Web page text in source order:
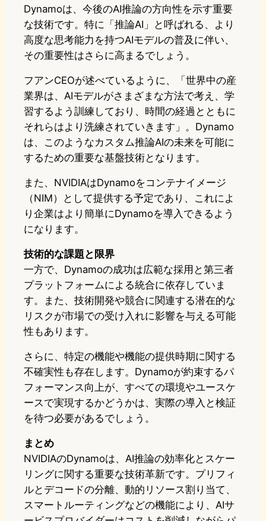
Dynamoは、今後のAI推論の方向性を示す重要
な技術です。特に「推論AI」と呼ばれる、より
高度な思考能力を持つAIモデルの普及に伴い、
その重要性はさらに高まるでしょう。
フアンCEOが述べているように、「世界中の産
業界は、AIモデルがさまざまな方法で考え、学
習するよう訓練しており、時間の経過とともに
それらはより洗練されていきます」。Dynamo
は、このようなカスタム推論AIの未来を可能に
するための重要な基盤技術となります。
また、NVIDIAはDynamoをコンテナイメージ
（NIM）として提供する予定であり、これによ
り企業はより簡単にDynamoを導入できるよう
になります。
技術的な課題と限界
一方で、Dynamoの成功は広範な採用と第三者
プラットフォームによる統合に依存していま
す。また、技術開発や競合に関連する潜在的な
リスクが市場での受け入れに影響を与える可能
性もあります。
さらに、特定の機能や機能の提供時期に関する
不確実性も存在します。Dynamoが約束するパ
フォーマンス向上が、すべての環境やユースケ
ースで実現するかどうかは、実際の導入と検証
を待つ必要があるでしょう。
まとめ
NVIDIAのDynamoは、AI推論の効率化とスケー
リングに関する重要な技術革新です。プリフィ
ルとデコードの分離、動的リソース割り当て、
スマートルーティングなどの機能により、AIサ